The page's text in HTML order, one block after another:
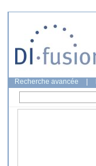
Recherche avancée